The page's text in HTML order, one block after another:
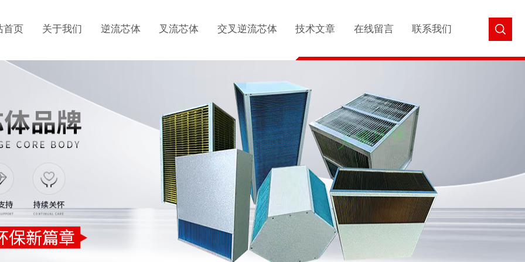
首页 关于我们 逆流芯体 叉流芯体 交叉逆流芯体 技术文章 在线留言 联系我们